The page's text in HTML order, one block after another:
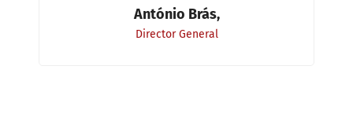
António Brás,
Director General